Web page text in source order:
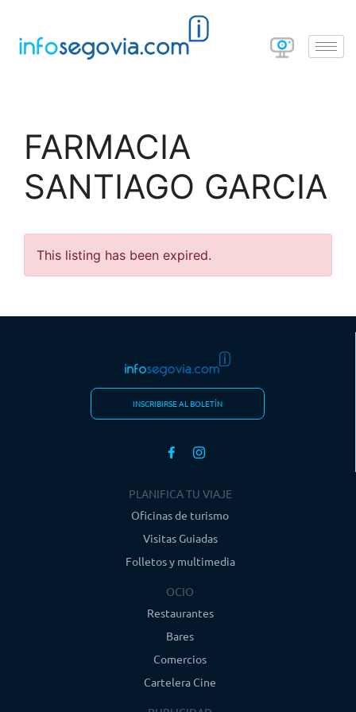
FARMACIA
SANTIAGO GARCIA
This listing has been expired.
INSCRIBIRSE AL BOLETÍN
PLANIFICA TU VIAJE
Oficinas de turismo
Visitas Guiadas
Folletos y multimedia
OCIO
Restaurantes
Bares
Comercios
Cartelera Cine